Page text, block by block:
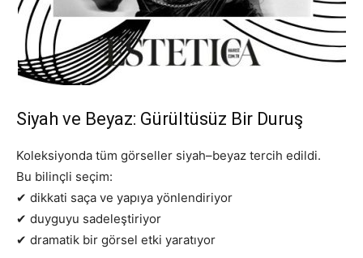
Siyah ve Beyaz: Gürültüsüz Bir Duruş
Koleksiyonda tüm görseller siyah–beyaz tercih edildi.
Bu bilinçli seçim:
✔ dikkati saça ve yapıya yönlendiriyor
✔ duyguyu sadeleştiriyor
✔ dramatik bir görsel etki yaratıyor